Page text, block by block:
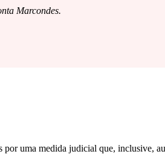
Marcondes.
uma medida judicial que, inclusive,